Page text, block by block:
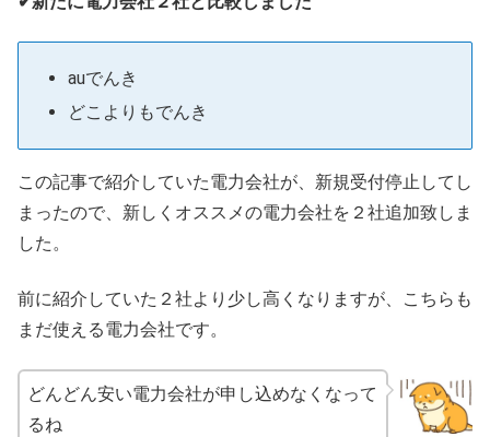
auでんき
どこよりもでんき
この記事で紹介していた電力会社が、新規受付停止してし
まったので、新しくオススメの電力会社を２社追加致しま
した。
前に紹介していた２社より少し高くなりますが、こちらも
まだ使える電力会社です。
どんどん安い電力会社が申し込めなくなって
るね